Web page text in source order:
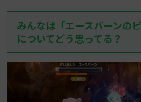
みんなは「エースバーンの
についてどう思ってる？